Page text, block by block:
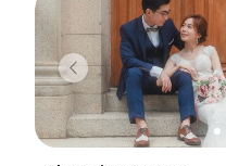
Previous